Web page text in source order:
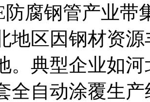
防腐钢管产业
地区因钢材资
。典型企业如
全自动涂覆生